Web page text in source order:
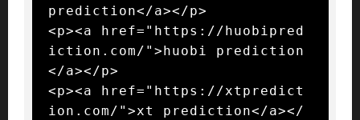
prediction</a></p>
<p><a href="https://huobipred
iction.com/">huobi prediction
</a></p>
<p><a href="https://xtpredict
ion.com/">xt prediction</a></